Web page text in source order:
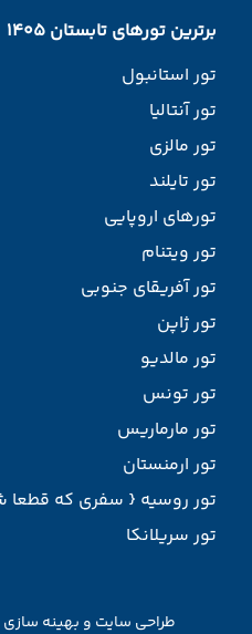
برترین تورهای تابستان 1405
تور استانبول
تور آنتالیا
تور مالزی
تور تایلند
تورهای اروپایی
تور ویتنام
تور آفریقای جنوبی
تور ژاپن
تور مالدیو
تور تونس
تور مارماریس
تور ارمنستان
تور روسیه { سفری که قطعا
تور سریلانکا
طراحی سایت و بهینه